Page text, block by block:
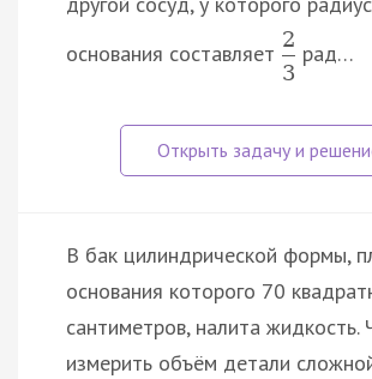
основания составляет
2
3
рад…
В бак цилиндрической формы,
основания которого 70
сантиметров, налита жидкость.
измерить объём детали